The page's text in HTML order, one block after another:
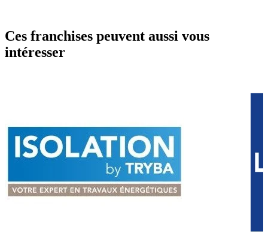
Ces franchises peuvent aussi vous
intéresser